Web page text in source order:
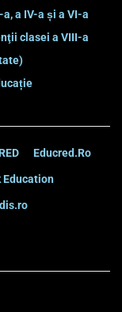
a IV-a și a VI-a
clasei a VIII-a
Educred.Ro
Education